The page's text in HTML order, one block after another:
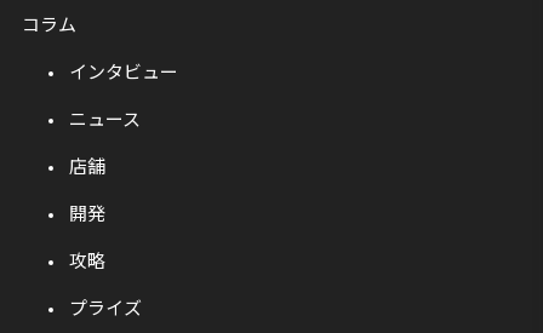
コラム
インタビュー
ニュース
店舗
開発
攻略
プライズ